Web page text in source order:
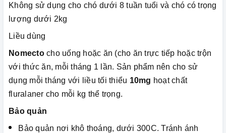
Không sử dụng cho chó dưới 8 tuần tuổi và chó có trọng
lượng dưới 2kg
Liều dùng
Nomecto cho uống hoặc ăn (cho ăn trực tiếp hoặc trộn
với thức ăn, mỗi tháng 1 lần. Sản phẩm nên cho sử
dụng mỗi tháng với liều tối thiểu 10mg hoạt chất
fluralaner cho mỗi kg thể trọng.
Bảo quản
Bảo quản nơi khô thoáng, dưới 300C. Tránh ánh